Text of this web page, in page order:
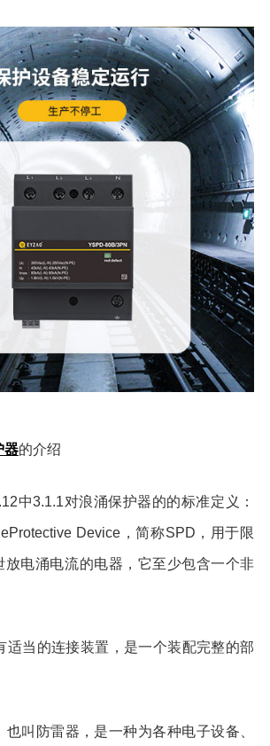
器的介绍
中3.1.1对浪涌保护器的的标准定义：
Device，简称SPD，用于限
放电涌电流的电器，它至少包含一个非
适当的连接装置，是一个装配完整的部
也叫防雷器，是一种为各种电子设备、